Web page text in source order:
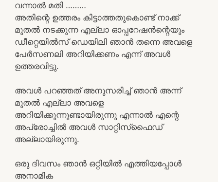
വന്നാൽ മതി ………
അതിന്റെ ഉത്തരം കിട്ടാത്തതുകൊണ്ട് നാക്ക്
മുതൽ നടക്കുന്ന എല്ലാ ഓപ്പറേഷൻന്റെയും
ഡീറ്റെയിൽസ് ഡെയിലി ഞാൻ തന്നെ അവളെ
പേർസണലി അറിയിക്കണം എന്ന് അവൾ
ഉത്തരവിട്ടു.
അവൾ പറഞ്ഞത് അനുസരിച്ച് ഞാൻ അന്ന്
മുതൽ എല്ലാ അവളെ
അറിയിക്കുന്നുണ്ടായിരുന്നു എന്നാൽ എന്റെ
അപ്രോച്ചിൽ അവൾ സാറ്റിസ്‌ഫൈഡ്
അല്ലായിരുന്നു.
ഒരു ദിവസം ഞാൻ ഒറ്റിയിൽ എത്തിയപ്പോൾ
അനാമിക